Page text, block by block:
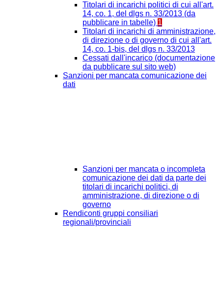
Titolari di incarichi politici di cui all'art.
14, co. 1, del dlgs n. 33/2013 (da
pubblicare in tabelle) 1
Titolari di incarichi di amministrazione,
di direzione o di governo di cui all'art.
14, co. 1-bis, del dlgs n. 33/2013
Cessati dall'incarico (documentazione
da pubblicare sul sito web)
Sanzioni per mancata comunicazione dei
dati
Sanzioni per mancata o incompleta
comunicazione dei dati da parte dei
titolari di incarichi politici, di
amministrazione, di direzione o di
governo
Rendiconti gruppi consiliari
regionali/provinciali